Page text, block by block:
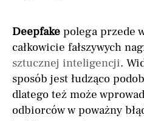
Deepfake polega przede
całkowicie fałszywych
sztucznej inteligencji.
sposób jest łudząco
dlatego też może
odbiorców w poważny